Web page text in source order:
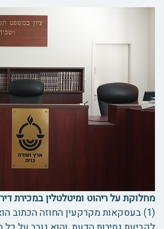
מחלוקת על ריהוט ומיטלטלין במכירת דירה -
(1) בעסקאות מקרקעין החוזה הכתוב